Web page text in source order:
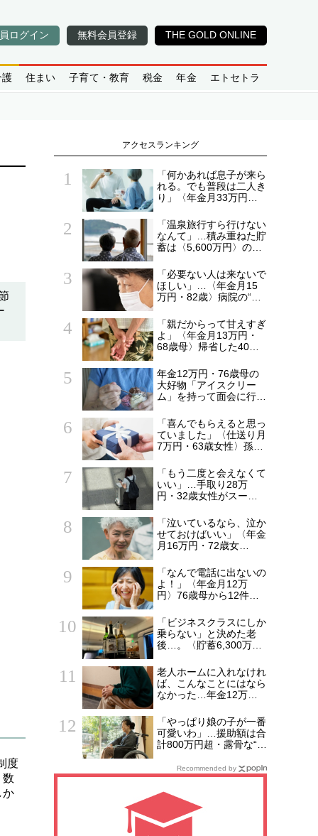
ログイン 無料会員登録 THE GOLD ONLINE
護 住まい 子育て・教育 税金 年金 エトセトラ
度
数
か
アクセスランキング
「何かあれば息子が来ら
れる。でも普段は二人き
り」〈年金月33万円・
婦、戸建てを手放して選
んだ“ちょうどいい距離”
「温泉旅行すら行けない
なんて」…積み重ねた貯
蓄は〈5,600万円〉の68
を貯めたはずが「馬鹿だ
った」肩を落とす理由
「必要ない人は来ないで
ほしい」…〈年金月15
万円・82歳〉病院の“常
られた20代会社員の本
音。それでも通い続ける
理由
「親だからって甘えすぎ
よ」〈年金月13万円・
68歳母〉帰省した40歳
には泊めない」
年金12万円・76歳母の
大好物「アイスクリー
ム」を持って面会に行っ
からの家路、モヤモヤが
収まらなかったワケ
「喜んでもらえると思っ
ていました」〈仕送り月
7万円・63歳女性〉孫へ
で崩れた親子関係
「もう二度と会えなくて
いい」…手取り28万
円・32歳女性がスーツ
出した日。きっかけは
66歳母の「背筋の凍る
一言」
「泣いているなら、泣か
せておけばいい」〈年金
月16万円・72歳女
て！」と泣き叫んでも完
全無視を決め込んだ理由
「なんで電話に出ないの
よ！」〈年金月12万
円〉76歳母から12件も
けつけた48歳長女、実
家の惨状に絶句
「ビジネスクラスにしか
乗らない」と決めた老
後…。〈貯蓄6,300万
国後に募った後悔
老人ホームに入れなけれ
ば、こんなことにはなら
なかった…年金12万
居」を勧めた57歳娘の
後悔
「やっぱり娘の子が一番
可愛いわ」…援助額は合
計800万円超・露骨な“孫
性、介護施設で直面した
「自業自得」
Recommended by